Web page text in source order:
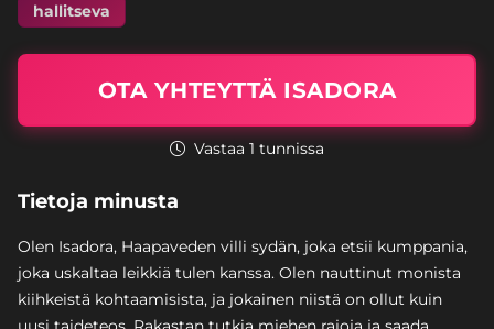
hallitseva
OTA YHTEYTTÄ ISADORA
Vastaa 1 tunnissa
Tietoja minusta
Olen Isadora, Haapaveden villi sydän, joka etsii kumppania,
joka uskaltaa leikkiä tulen kanssa. Olen nauttinut monista
kiihkeistä kohtaamisista, ja jokainen niistä on ollut kuin